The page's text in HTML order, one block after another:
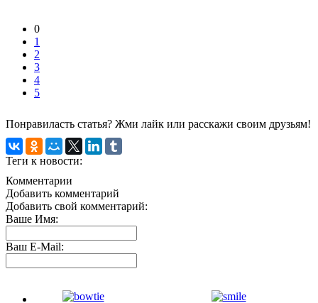
0
1
2
3
4
5
Понравиласть статья? Жми лайк или расскажи своим друзьям!
Теги к новости:
Комментарии
Добавить комментарий
Добавить свой комментарий:
Ваше Имя:
Ваш E-Mail: